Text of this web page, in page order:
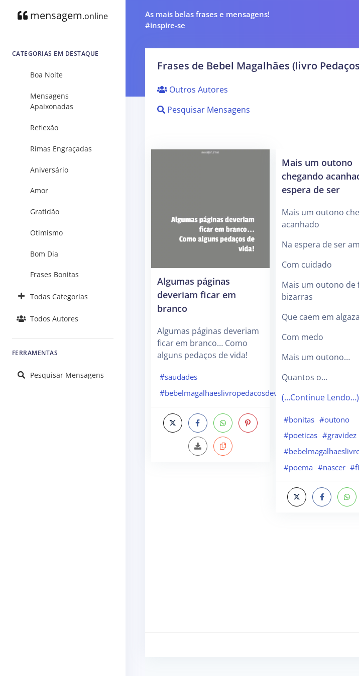
mensagem.online
CATEGORIAS EM DESTAQUE
Boa Noite
Mensagens
Apaixonadas
Reflexão
Rimas Engraçadas
Aniversário
Amor
Gratidão
Otimismo
Bom Dia
Frases Bonitas
Todas Categorias
Todos Autores
FERRAMENTAS
Pesquisar Mensagens
As mais belas frases e mensagens!
#inspire-se
Frases de Bebel Magalhães (livro
Outros Autores
Pesquisar Mensagens
Algumas páginas
deveriam ficar em
branco
Algumas páginas deveriam
ficar em branco… Como
alguns pedaços de vida!
#saudades
#bebelmagalhaeslivropedacosdevida
Mais um outono
chegando
espera de ser
Mais um outono
acanhado
Na espera de ser
Com cuidado
Mais um outono de
bizarras
Que caem em
Com medo
Mais um outono…
Quantos o…
(…Continue Lendo…)
#bonitas #outono
#poeticas #gravidez
#poema #nascer